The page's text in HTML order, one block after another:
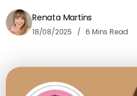
Renata Martins
18/08/2025 6 Mins Read